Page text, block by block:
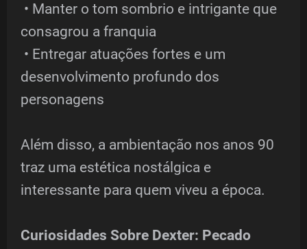
• Manter o tom sombrio e intrigante que
consagrou a franquia
• Entregar atuações fortes e um
desenvolvimento profundo dos
personagens
Além disso, a ambientação nos anos 90
traz uma estética nostálgica e
interessante para quem viveu a época.
Curiosidades Sobre Dexter: Pecado